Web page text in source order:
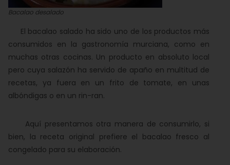
Bacalao desalado
El bacalao salado ha sido uno de los productos más
consumidos en la gastronomía murciana, como en
muchas otras cocinas. Un producto en absoluto local
pero cuya salazón ha servido de apaño en multitud de
recetas, ya fuera en un frito de tomate, en unas
albóndigas o en un rin-ran.
Aquí presentamos otra manera de consumirlo, si
bien, la receta original prefiere el bacalao fresco al
congelado para su elaboración.